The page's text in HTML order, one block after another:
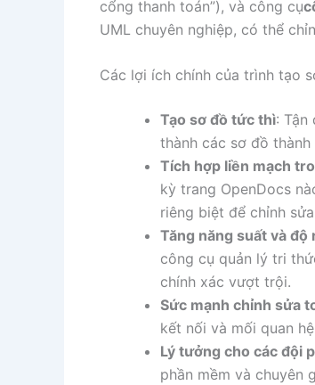
cổng thanh toán”), và công cụ
UML chuyên nghiệp, có thể
Các lợi ích chính của trình tạo
Tạo sơ đồ tức thì: Tận
thành các sơ đồ
Tích hợp liền mạch
kỳ trang OpenDocs
riêng biệt để chỉnh
Tăng năng suất và độ
công cụ quản lý tri
chính xác vượt trội.
Sức mạnh chỉnh sửa
kết nối và mối quan
Lý tưởng cho các đội
phần mềm và chuyên